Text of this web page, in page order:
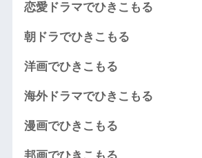
恋愛ドラマでひきこもる
朝ドラでひきこもる
洋画でひきこもる
海外ドラマでひきこもる
漫画でひきこもる